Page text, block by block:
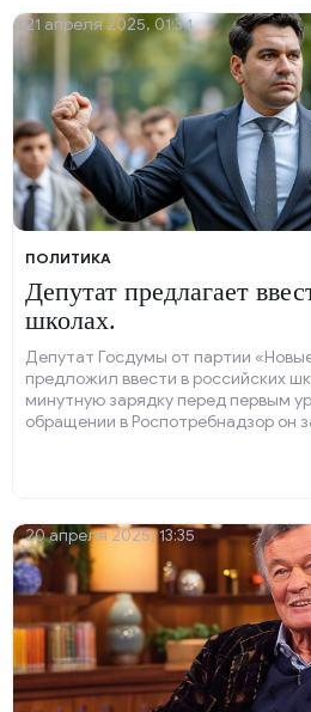
ПОЛИТИКА
Депутат предлагает
школах.
Депутат Госдумы от партии
предложил ввести в российских
минутную зарядку перед первым
обращении в Роспотребнадзор он
21 апреля 2025, 01:34
20 апреля 2025, 13:35